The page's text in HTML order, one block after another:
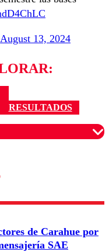
August 13, 2024
RESULTADOS
para garantizar un
de Carahue por
SAE